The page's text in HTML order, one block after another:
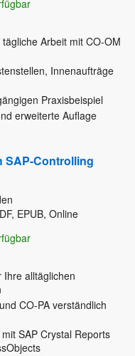
Arbeit mit CO-OM
Innenaufträge
Praxisbeispiel
erweiterte Auflage
SAP-Controlling
EPUB, Online
Ihre alltäglichen
CO-PA verständlich
SAP Crystal Reports